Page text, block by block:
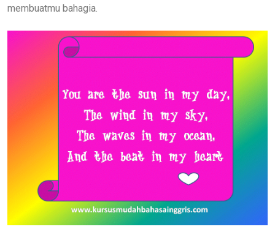
membuatmu bahagia.